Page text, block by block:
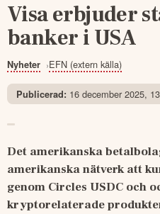
Visa erbjuder
banker i USA
Nyheter EFN (extern källa)
Publicerad: 16 december 2025,
Det amerikanska
amerikanska nätverk att
genom Circles USDC och
kryptorelaterade